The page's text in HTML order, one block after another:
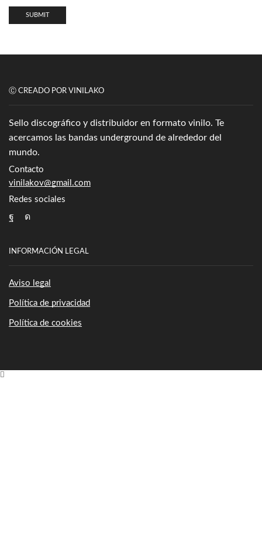
Ⓒ CREADO POR VINILAKO
Sello discográfico y distribuidor en formato vinilo. Te
acercamos las bandas underground de alrededor del
mundo.
Contacto
vinilakov@gmail.com
Redes sociales
Facebook
Instagram
INFORMACIÓN LEGAL
Aviso legal
Política de privacidad
Política de cookies